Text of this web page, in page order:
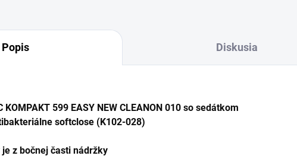
Popis Diskusia
KOMPAKT 599 EASY NEW CLEANON 010 so sedátkom
softclose (K102-028)
z bočnej časti nádržky